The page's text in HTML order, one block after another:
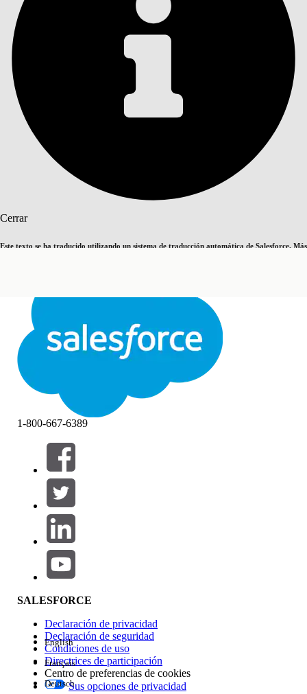
Cerrar
Este texto se ha traducido utilizando un sistema de traducción automática de Salesforce. Más
Cerrar Cerrar
Índice de materias
ÍNDICE DE MATERIAS
Buscar
Filtros (0)
SELECCIONAR FILTROS
Área de productos
Repercusión de función
Edición
1-800-667-6389
SALESFORCE
Declaración de privacidad
Declaración de seguridad
Condiciones de uso
Directrices de participación
Centro de preferencias de cookies
Sus opciones de privacidad
English
Français
Deutsch